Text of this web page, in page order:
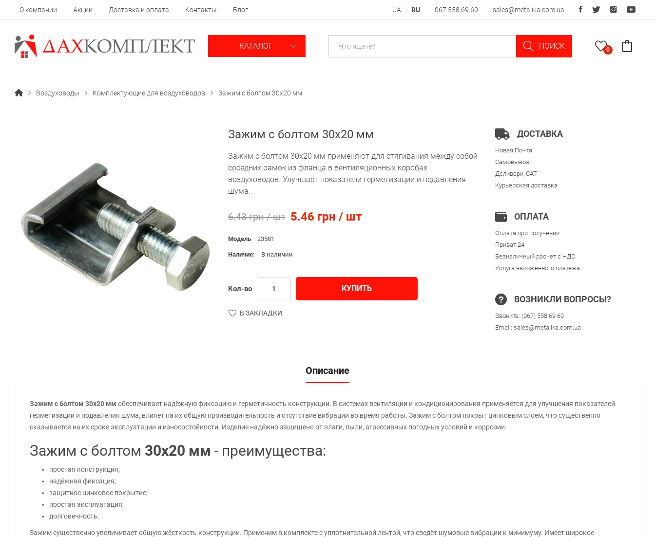
О компании Акции Доставка и оплата Контакты Блог UA RU 067 558 69 60 sales@metalika.com.ua
КАТАЛОГ ПОИСК 0
Воздуховоды Комплектующие для воздуховодов Зажим с болтом 30х20 мм
Зажим с болтом 30х20 мм
Зажим с болтом 30х20 мм применяют для стягивания между собой
соседних рамок из фланца в вентиляционных коробах
воздуховодов. Улучшает показатели герметизации и подавления
шума.
5.46 грн / шт
6.43 грн / шт
Модель 23581
Наличие: В наличии
Кол-во КУПИТЬ
В ЗАКЛАДКИ
ДОСТАВКА
Новая Почта
Самовывоз
Деливери, CAT
Курьерская доставка
ОПЛАТА
Оплата при получении
Приват 24
Безналичный расчет с НДС
Услуга наложенного платежа
ВОЗНИКЛИ ВОПРОСЫ?
Звоните: (067) 558 69 60
Email: sales@metalika.com.ua
Описание
Зажим с болтом 30х20 мм обеспечивает надёжную фиксацию и герметичность конструкции. В системах вентиляции и кондиционирования применяется для улучшения показателей
герметизации и подавления шума, влияет на их общую производительность и отсутствие вибрации во время работы. Зажим с болтом покрыт цинковым слоем, что существенно
сказывается на их сроке эксплуатации и износостойкости. Изделие надёжно защищено от влаги, пыли, агрессивных погодных условий и коррозии.
Зажим с болтом 30х20 мм - преимущества:
простая конструкция;
надёжная фиксация;
защитное цинковое покрытие;
простая эксплуатация;
долговечность.
Зажим существенно увеличивает общую жёсткость конструкции. Применим в комплекте с уплотнительной лентой, что сведёт шумовые вибрации к минимуму. Имеет широкое